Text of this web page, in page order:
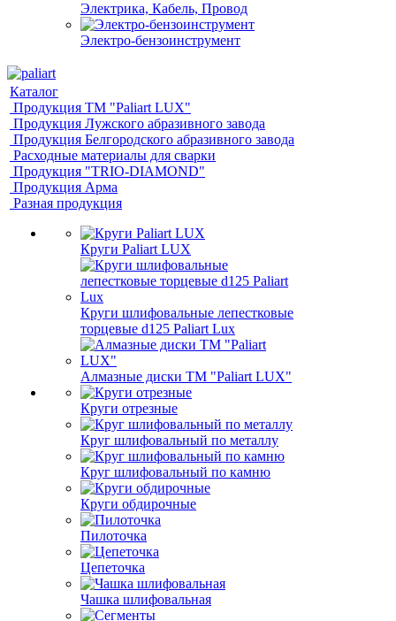
Электрика, Кабель, Провод
Электро-бензоинструмент
Каталог
Продукция ТМ "Paliart LUX"
Продукция Лужского абразивного завода
Продукция Белгородского абразивного завода
Расходные материалы для сварки
Продукция "TRIO-DIAMOND"
Продукция Арма
Разная продукция
Круги Paliart LUX
Круги шлифовальные лепестковые
торцевые d125 Paliart Lux
Алмазные диски ТМ "Paliart LUX"
Круги отрезные
Круг шлифовальный по металлу
Круг шлифовальный по камню
Круги обдирочные
Пилоточка
Цепеточка
Чашка шлифовальная